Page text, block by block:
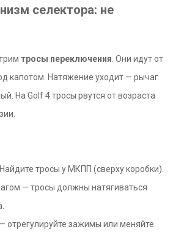
селектора: не
тросы переключения . Они идут от
капотом. Натяжение уходит — рычаг
На Golf 4 тросы рвутся от возраста
тросы у МКПП (сверху коробки).
— тросы должны натягиваться
отрегулируйте зажимы или меняйте.